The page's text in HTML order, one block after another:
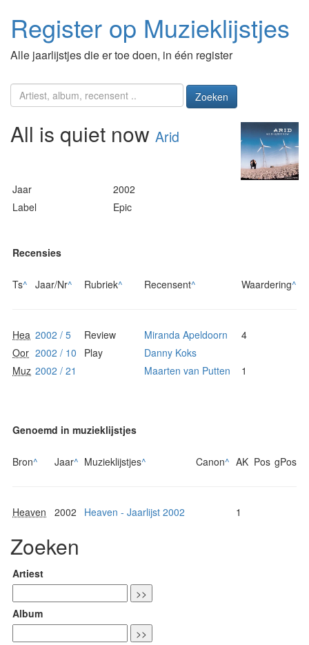
Register op Muzieklijstjes
Alle jaarlijstjes die er toe doen, in één register
Zoeken
All is quiet now Arid
Jaar
2002
Label
Epic
Recensies
Ts^ Jaar/Nr^ Rubriek^ Recensent^ Waardering^
Hea 2002 / 5 Review Miranda Apeldoorn
4
Oor 2002 / 10 Play
Danny Koks
Muz 2002 / 21 Maarten van Putten 1
Genoemd in muzieklijstjes
Bron^ Jaar^ Muzieklijstjes^ Canon^ AK Pos gPos
Heaven 2002 Heaven - Jaarlijst 2002 1
Zoeken
Artiest
Album